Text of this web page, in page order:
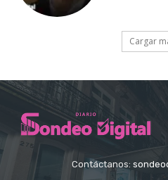
Cargar
Contáctanos: